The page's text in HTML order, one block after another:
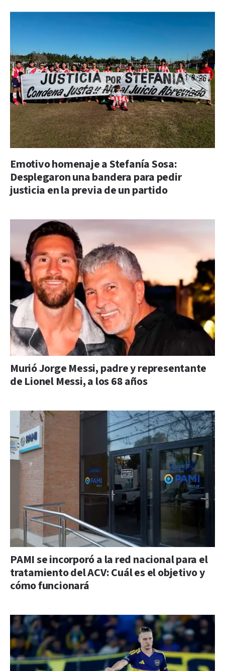
Emotivo homenaje a Stefanía Sosa:
Desplegaron una bandera para pedir
justicia en la previa de un partido
Murió Jorge Messi, padre y representante
de Lionel Messi, a los 68 años
PAMI se incorporó a la red nacional para el
tratamiento del ACV: Cuál es el objetivo y
cómo funcionará